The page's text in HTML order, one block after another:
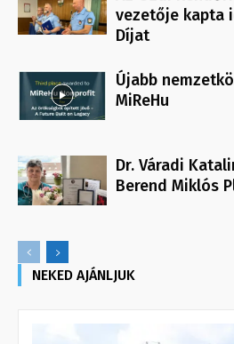
vezetője kapta
Díjat
Újabb
MiReHu
Dr. Váradi
Berend Miklós
NEKED AJÁNLJUK